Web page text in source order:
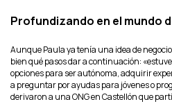
Profundizando en el mundo
Aunque Paula ya tenía una idea de
bien qué pasos dar a continuación:
opciones para ser autónoma, adquirir
a preguntar por ayudas para jóvenes o
derivaron a una ONG en Castellón que